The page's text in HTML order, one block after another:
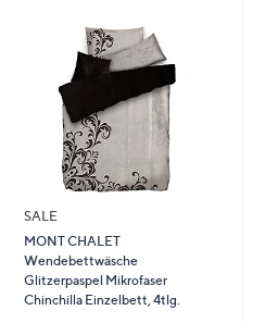
SALE
MONT CHALET
Wendebettwäsche
Glitzerpaspel Mikrofaser
Chinchilla Einzelbett, 4tlg.